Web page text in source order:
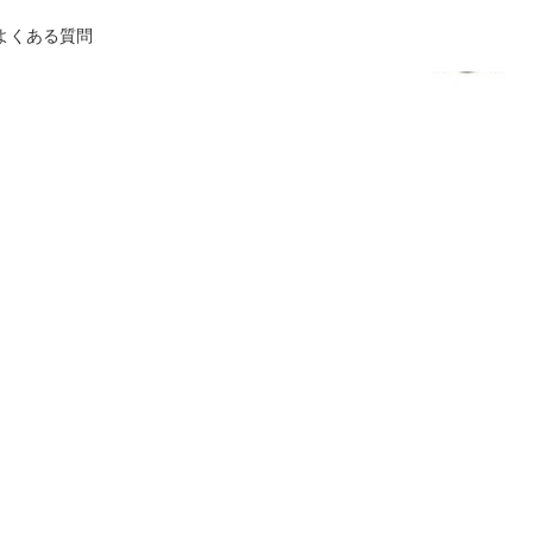
くある質問